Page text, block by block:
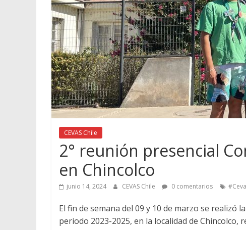
CEVAS Chile
2° reunión presencial
en Chincolco
junio 14, 2024 CEVAS Chile 0 comentarios
El fin de semana del 09 y 10 de marzo se realizó
periodo 2023-2025, en la localidad de Chincolco,